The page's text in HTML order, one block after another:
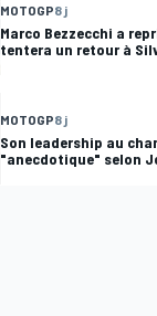
MOTOGP8 j
Marco Bezzecchi a
tentera un retour à
MOTOGP8 j
Son leadership au
"anecdotique" selon